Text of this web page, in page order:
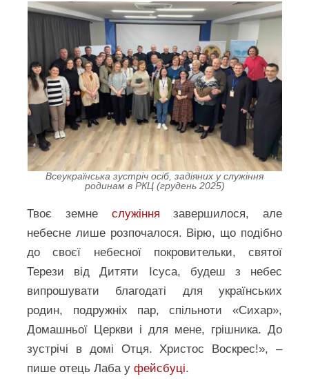
Всеукраїнська зустріч осіб, задіяних у служіння
родинам в РКЦ (грудень 2025)
Твоє земне служіння завершилося, але
небесне лише розпочалося. Вірю, що подібно
до своєї небесної покровительки, святої
Терези від Дитяти Ісуса, будеш з небес
випрошувати благодаті для українських
родин, подружніх пар, спільноти «Сихар»,
Домашньої Церкви і для мене, грішника. До
зустрічі в домі Отця. Христос Воскрес!», –
пише отець Лаба уфейсбуці.